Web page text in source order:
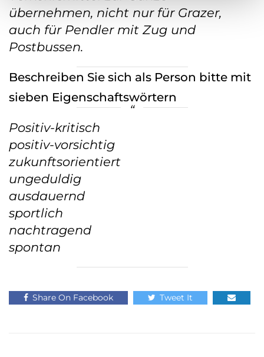
übernehmen, nicht nur für Grazer,
auch für Pendler mit Zug und
Postbussen.
Beschreiben Sie sich als Person bitte mit
sieben Eigenschaftswörtern
Positiv-kritisch
positiv-vorsichtig
zukunftsorientiert
ungeduldig
ausdauernd
sportlich
nachtragend
spontan
Share On Facebook Tweet It